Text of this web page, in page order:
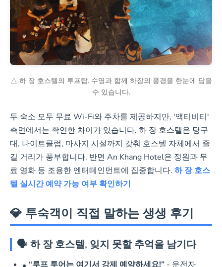
△ 하 장 호스텔의 루프탑. 수영과 함께 하장의 풍경을 한눈에 담을
수 있습니다.
두 숙소 모두 무료 Wi-Fi와 주차를 제공하지만, '액티비티'
측면에서는 확연한 차이가 있습니다. 하 장 호스텔은 당구
대, 나이트클럽, 마사지 시설까지 갖춰 호스텔 자체에서 즐
길 거리가 풍부합니다. 반면 An Khang Hotel은 정원과 무
료 영화 등 조용한 엔터테인먼트에 집중합니다. 하 장 호스
텔 실시간 예약 가능 여부 확인하기
💎 투숙객이 직접 말하는 생생 후기
🗣️ 하 장 호스텔, 잊지 못할 추억을 남기다
“루프 투어는 여기서 강제 예약하세요!” - 운전자